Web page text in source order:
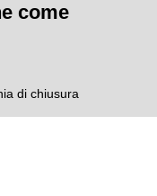
come
di chiusura